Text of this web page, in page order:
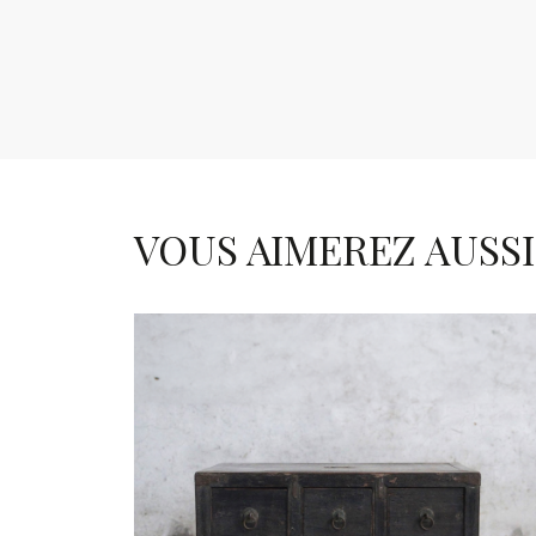
VOUS AIMEREZ